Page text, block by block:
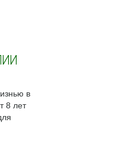
в
8 лет